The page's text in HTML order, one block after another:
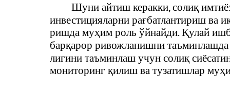
Шуни айтиш керакки, солиқ
инвестицияларни рағбатлантириш ва
ришда муҳим роль ўйнайди. Қулай
барқарор ривожланишни
лигини таъминлаш учун солиқ
мониторинг қилиш ва тузатишлар